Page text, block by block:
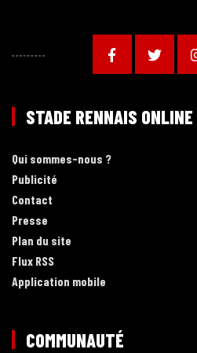
STADE RENNAIS ONLINE
Qui sommes-nous ?
Publicité
Contact
Presse
Plan du site
Flux RSS
Application mobile
COMMUNAUTÉ